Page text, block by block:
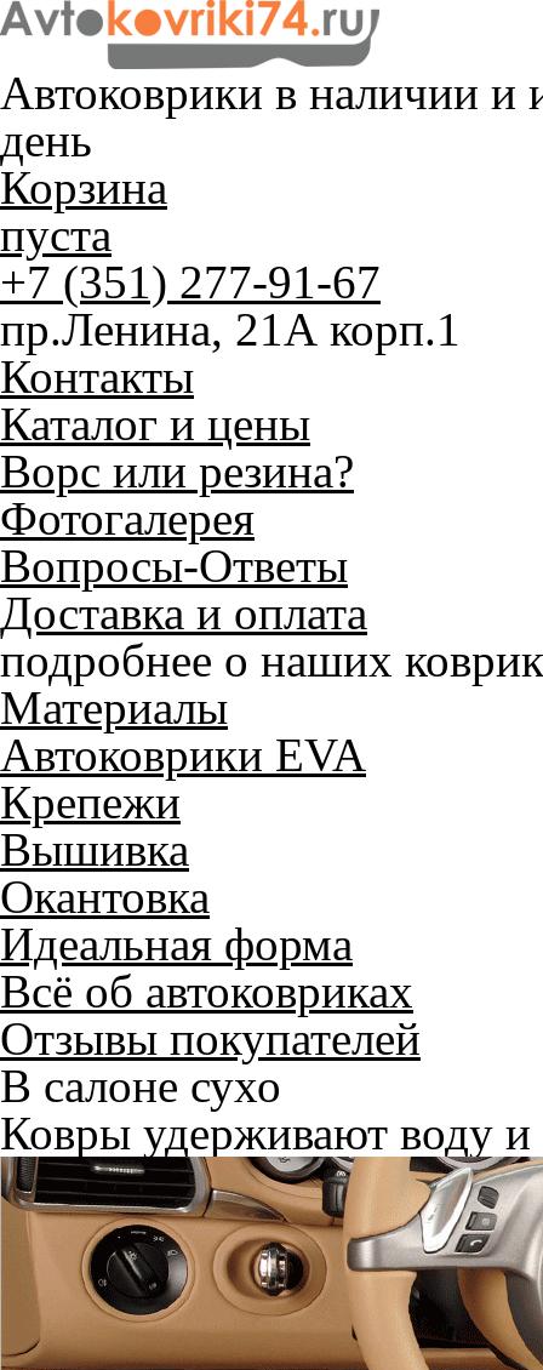
Автоковрики в наличии и
день
Корзина
пуста
+7 (351) 277-91-67
пр.Ленина, 21А корп.1
Контакты
Каталог и цены
Ворс или резина?
Фотогалерея
Вопросы-Ответы
Доставка и оплата
подробнее о наших
Материалы
Автоковрики EVA
Крепежи
Вышивка
Окантовка
Идеальная форма
Всё об автоковриках
Отзывы покупателей
В салоне сухо
Ковры удерживают воду и